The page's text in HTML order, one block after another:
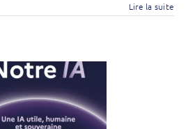
Lire la suite